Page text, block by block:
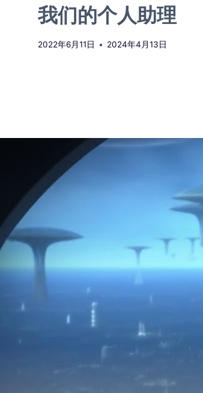
我们的个人助理
2022年6月11日 2024年4月13日